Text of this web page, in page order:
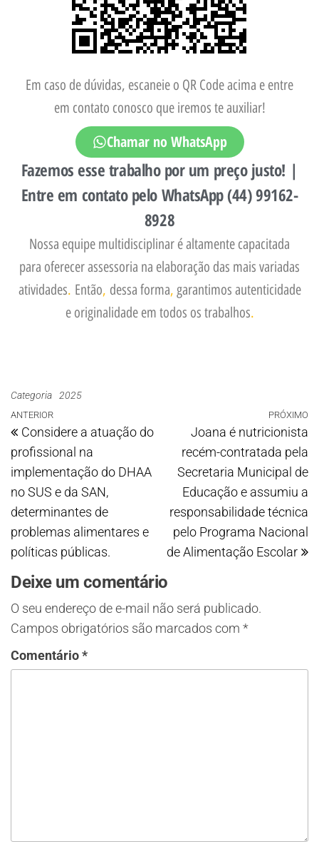
Em caso de dúvidas, escaneie o QR Code acima e entre
em contato conosco que iremos te auxiliar!
Chamar no WhatsApp
Fazemos esse trabalho por um preço justo! |
Entre em contato pelo WhatsApp (44) 99162-
8928
Nossa equipe multidisciplinar é altamente capacitada
para oferecer assessoria na elaboração das mais variadas
atividades. Então, dessa forma, garantimos autenticidade
e originalidade em todos os trabalhos.
Categoria 2025
ANTERIOR
Considere a atuação do
profissional na
implementação do DHAA
no SUS e da SAN,
determinantes de
problemas alimentares e
políticas públicas.​
PRÓXIMO
Joana é nutricionista
recém-contratada pela
Secretaria Municipal de
Educação e assumiu a
responsabilidade técnica
pelo Programa Nacional
de Alimentação Escolar
Deixe um comentário
O seu endereço de e-mail não será publicado.
Campos obrigatórios são marcados com *
Comentário*